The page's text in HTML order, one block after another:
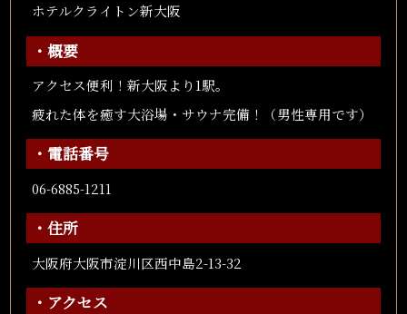
ホテルクライトン新大阪
・概要
アクセス便利！新大阪より1駅。
疲れた体を癒す大浴場・サウナ完備！（男性専用です）
・電話番号
06-6885-1211
・住所
大阪府大阪市淀川区西中島2-13-32
・アクセス